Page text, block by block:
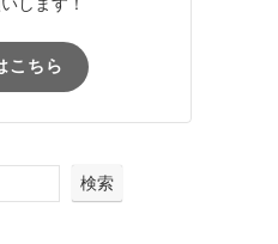
こちら
検索